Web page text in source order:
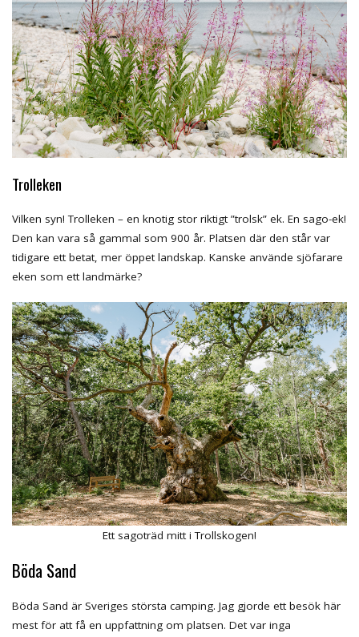
Trolleken
Vilken syn! Trolleken – en knotig stor riktigt ”trolsk” ek. En sago-ek!
Den kan vara så gammal som 900 år. Platsen där den står var
tidigare ett betat, mer öppet landskap. Kanske använde sjöfarare
eken som ett landmärke?
Ett sagoträd mitt i Trollskogen!
Böda Sand
Böda Sand är Sveriges största camping. Jag gjorde ett besök här
mest för att få en uppfattning om platsen. Det var inga